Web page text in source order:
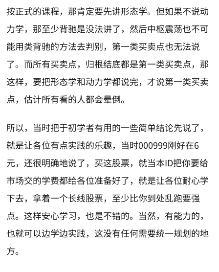
按正式的课程，那肯定要先讲形态学。但如果不说动
力学，那至少背驰是没法讲了，然后中枢震荡也不可
能用类背驰的方法去判别，第一类买卖点也无法说
了。而所有买卖点，归根结底都是第一类买卖点，那
这样，要把形态学和动力学都说完，才说第一类买卖
点，估计所有看的人都会晕倒。
所以，当时把于初学者有用的一些简单结论先说了，
就是让各位有点实践的乐趣，当时000999刚好在6
元，还很明确地说了，买这股票，就当本ID把你要给
市场交的学费都给各位准备好了，就是让各位耐心学
下去，拿着一个长线股票，至少比你到处乱跑要强
点。这样安心学习，也是不错的。当然，有能力的，
也就可以边学边实践，这没有任何需要统一规划的地
方。